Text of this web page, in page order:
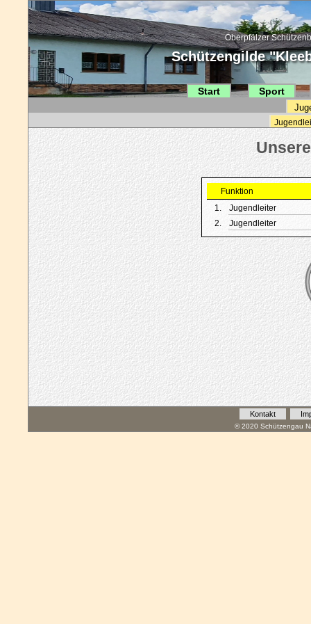
Oberpfälzer
Schützengilde
Start Sport
Funktion
1.
Jugendleiter
2.
Jugendleiter
Kontakt
© 2020 Schützengau